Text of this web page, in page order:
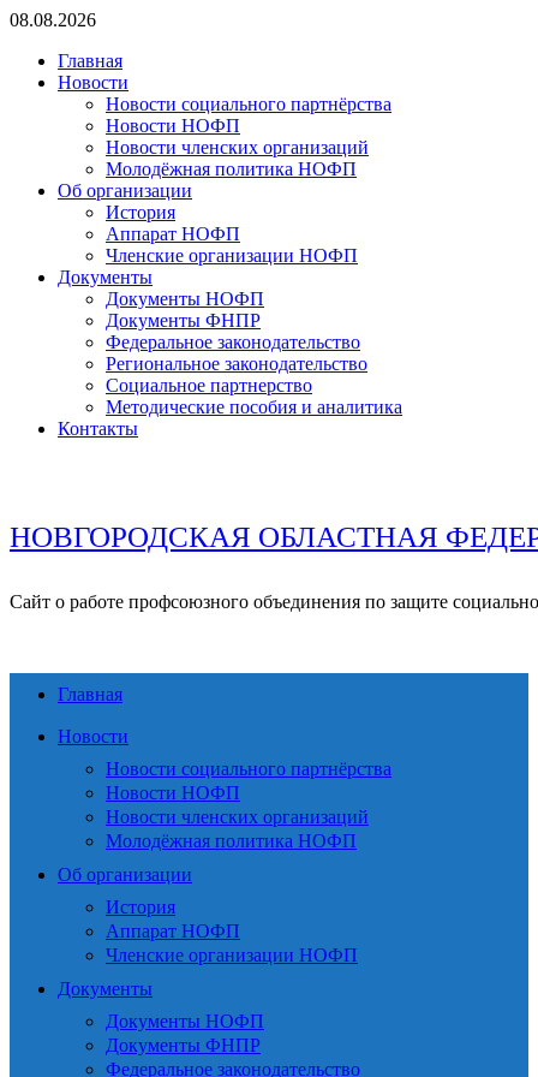
Перейти
содержимому
08.08.2026
Главная
Новости
Новости социального партнёрства
Новости НОФП
Новости членских организаций
Молодёжная политика НОФП
Об организации
История
Аппарат НОФП
Членские организации НОФП
Документы
Документы НОФП
Документы ФНПР
Федеральное законодательство
Региональное законодательство
Социальное партнерство
Методические пособия и аналитика
Контакты
НОВГОРОДСКАЯ ОБЛАСТНАЯ
Сайт о работе профсоюзного объединения по защите
Главная
Новости
Новости социального партнёрства
Новости НОФП
Новости членских организаций
Молодёжная политика НОФП
Об организации
История
Аппарат НОФП
Членские организации НОФП
Документы
Документы НОФП
Документы ФНПР
Федеральное законодательство